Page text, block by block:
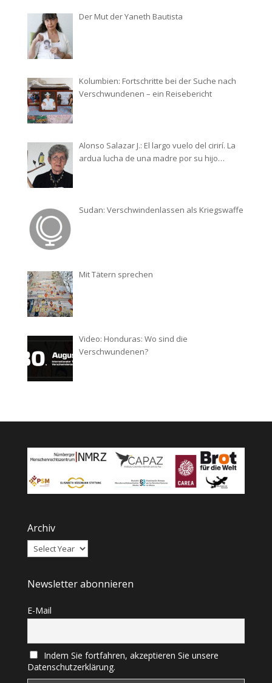
Der Mut der Yaneth Bautista
Kolumbien: Fortschritte bei der Suche nach
Verschwundenen – ein Reisebericht
Alonso Salazar J.: El largo vuelo del cirirí. La
ardua lucha de una madre por su hijo
Sudan: Verschwindenlassen als Kriegswaffe
Mit Tätern sprechen
Video: Honduras: Wo sind die
Verschwundenen?
Archiv
Newsletter abonnieren
E-Mail
Indem Sie fortfahren, akzeptieren Sie unsere
Datenschutzerklärung.